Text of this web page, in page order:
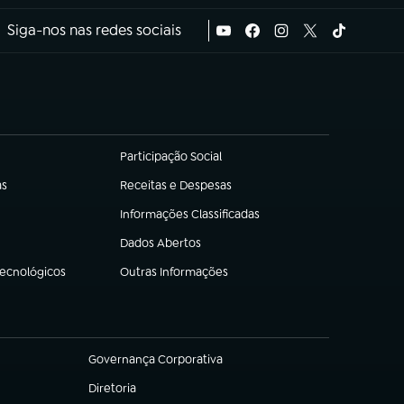
Siga-nos nas redes sociais
Participação Social
(abre em nova aba)
Receitas e Despesas
(abre em nova aba)
Informações Classificadas
(abre em nova aba)
Dados Abertos
(abre em nova aba)
Outras Informações
(abre em nova aba)
Governança Corporativa
(abre em nova aba)
Diretoria
(abre em nova aba)